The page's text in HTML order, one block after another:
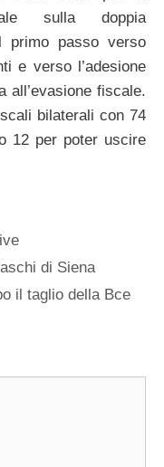
sulla doppia
primo passo verso
e verso l’adesione
all’evasione fiscale.
bilaterali con 74
12 per poter uscire
di Siena
il taglio della Bce